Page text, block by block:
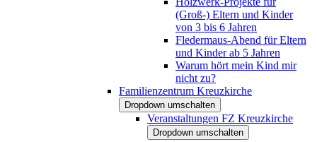
(Groß-) Eltern und Kinder
von 3 bis 6 Jahren
Fledermaus-Abend für Eltern
und Kinder ab 5 Jahren
Warum hört mein Kind mir
nicht zu?
Familienzentrum Kreuzkirche
Dropdown umschalten
Veranstaltungen FZ Kreuzkirche
Dropdown umschalten